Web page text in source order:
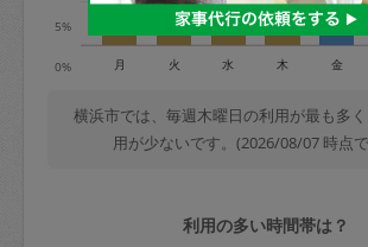
土曜日8時〜実施時間＝依頼金
＋交通費全額
依頼者不在による当日キャンセ
金額の100%＋交通費全額
定期契約をキャンセルする場合
0%
5%
月 火 水 木 金
横浜市では、毎週木曜日の利用が最も多
用が少ないです。(2026/08/07 時点
利用の多い時間帯は？